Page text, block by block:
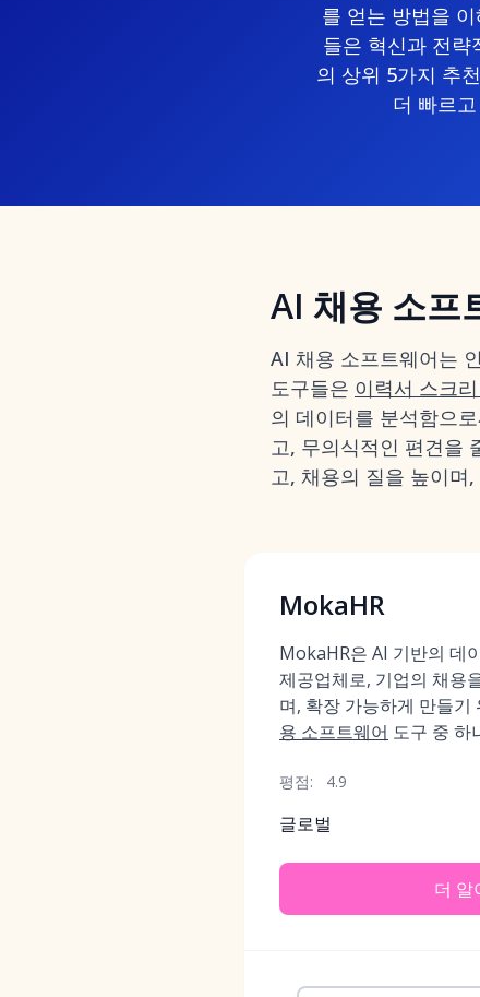
를 얻는 방법을
들은 혁신과 전략
의 상위 5가지 추
더 빠르
AI 채용 소프
AI 채용 소프트웨어는
도구들은 이력서 스크
의 데이터를 분석함으
고, 무의식적인 편견을
고, 채용의 질을 높이며
MokaHR
MokaHR은 AI 기반의 데
제공업체로, 기업의 채용
며, 확장 가능하게 만들기
용 소프트웨어 도구 중 하
평점: 4.9
글로벌
더 알